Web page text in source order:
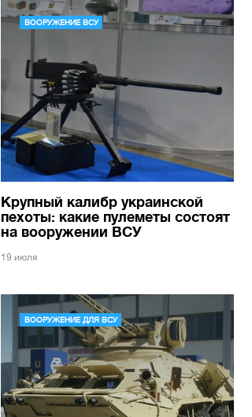
ВООРУЖЕНИЕ ВСУ
Крупный калибр украинской
пехоты: какие пулеметы состоят
на вооружении ВСУ
19 июля
ВООРУЖЕНИЕ ДЛЯ ВСУ